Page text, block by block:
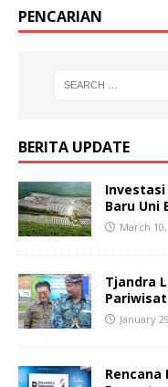
PENCARIAN
BERITA UPDATE
Investasi
Baru Uni
March
Tjandra
January
Rencana